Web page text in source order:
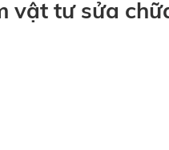
vật tư sửa